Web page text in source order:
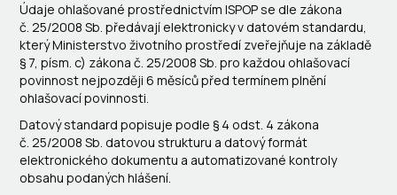
Údaje ohlašované prostřednictvím ISPOP se dle zákona
č. 25/2008 Sb. předávají elektronicky v datovém standardu,
který Ministerstvo životního prostředí zveřejňuje na základě
§ 7, písm. c) zákona č. 25/2008 Sb. pro každou ohlašovací
povinnost nejpozději 6 měsíců před termínem plnění
ohlašovací povinnosti.
Datový standard popisuje podle § 4 odst. 4 zákona
č. 25/2008 Sb. datovou strukturu a datový formát
elektronického dokumentu a automatizované kontroly
obsahu podaných hlášení.